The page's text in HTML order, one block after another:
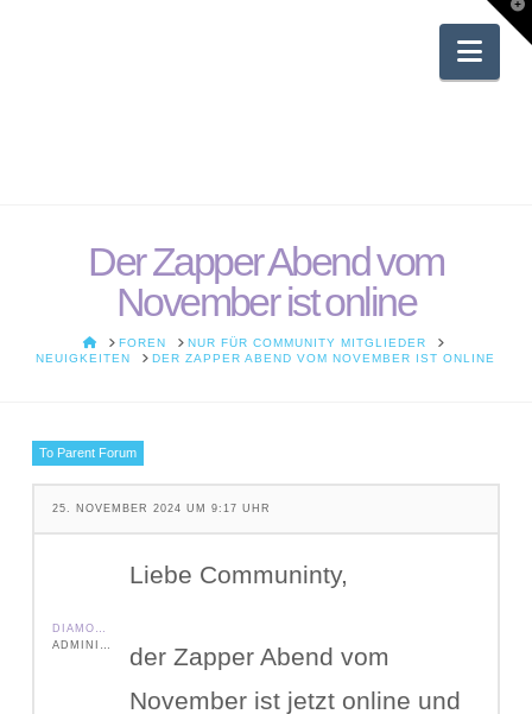
Der Zapper Abend vom
November ist online
HOMEFOREN
NUR FÜR COMMUNITY MITGLIEDER
NEUIGKEITEN
DER ZAPPER ABEND VOM NOVEMBER IST ONLINE
To Parent Forum
25. NOVEMBER 2024 UM 9:17 UHR
DIAMOND SHIELD ZAPPER IE
ADMINISTRATOR
Liebe Communinty,
der Zapper Abend vom
November ist jetzt online und